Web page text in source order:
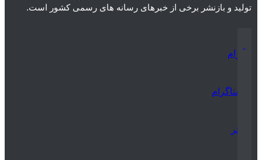
تولید و بازنشر برخی از خبرهای رسانه های رسمی کشور است.
تلگرام
اینستاگرام
توییتر